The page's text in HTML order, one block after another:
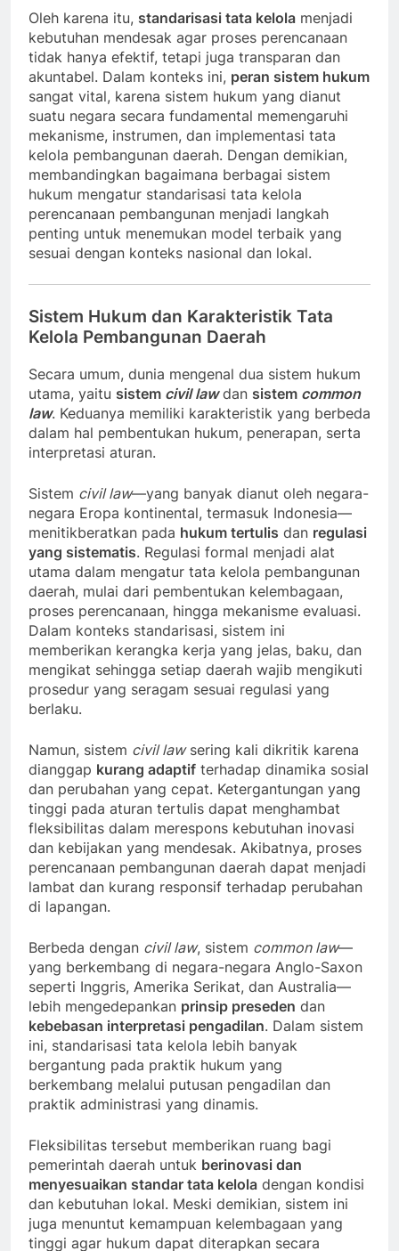
Oleh karena itu, standarisasi tata kelola menjadi
kebutuhan mendesak agar proses perencanaan
tidak hanya efektif, tetapi juga transparan dan
akuntabel. Dalam konteks ini, peran sistem hukum
sangat vital, karena sistem hukum yang dianut
suatu negara secara fundamental memengaruhi
mekanisme, instrumen, dan implementasi tata
kelola pembangunan daerah. Dengan demikian,
membandingkan bagaimana berbagai sistem
hukum mengatur standarisasi tata kelola
perencanaan pembangunan menjadi langkah
penting untuk menemukan model terbaik yang
sesuai dengan konteks nasional dan lokal.
Sistem Hukum dan Karakteristik Tata
Kelola Pembangunan Daerah
Secara umum, dunia mengenal dua sistem hukum
utama, yaitu sistem civil lawdan sistem common
law. Keduanya memiliki karakteristik yang berbeda
dalam hal pembentukan hukum, penerapan, serta
interpretasi aturan.
Sistem civil law—yang banyak dianut oleh negara-
negara Eropa kontinental, termasuk Indonesia—
menitikberatkan pada hukum tertulis dan regulasi
yang sistematis. Regulasi formal menjadi alat
utama dalam mengatur tata kelola pembangunan
daerah, mulai dari pembentukan kelembagaan,
proses perencanaan, hingga mekanisme evaluasi.
Dalam konteks standarisasi, sistem ini
memberikan kerangka kerja yang jelas, baku, dan
mengikat sehingga setiap daerah wajib mengikuti
prosedur yang seragam sesuai regulasi yang
berlaku.
Namun, sistem civil lawsering kali dikritik karena
dianggap kurang adaptif terhadap dinamika sosial
dan perubahan yang cepat. Ketergantungan yang
tinggi pada aturan tertulis dapat menghambat
fleksibilitas dalam merespons kebutuhan inovasi
dan kebijakan yang mendesak. Akibatnya, proses
perencanaan pembangunan daerah dapat menjadi
lambat dan kurang responsif terhadap perubahan
di lapangan.
Berbeda dengan civil law, sistem common law—
yang berkembang di negara-negara Anglo-Saxon
seperti Inggris, Amerika Serikat, dan Australia—
lebih mengedepankan prinsip preseden dan
kebebasan interpretasi pengadilan. Dalam sistem
ini, standarisasi tata kelola lebih banyak
bergantung pada praktik hukum yang
berkembang melalui putusan pengadilan dan
praktik administrasi yang dinamis.
Fleksibilitas tersebut memberikan ruang bagi
pemerintah daerah untuk berinovasi dan
menyesuaikan standar tata kelola dengan kondisi
dan kebutuhan lokal. Meski demikian, sistem ini
juga menuntut kemampuan kelembagaan yang
tinggi agar hukum dapat diterapkan secara